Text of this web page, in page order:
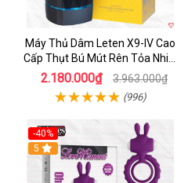
Máy Thủ Dâm Leten X9-IV Cao
Cấp Thụt Bú Mút Rên Tỏa Nhiệt
Sạc Pin
2.180.000₫ 3.963.000₫
(996)
-40%
5